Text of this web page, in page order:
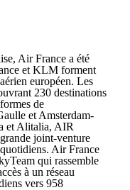
Air France a été
et KLM forment
européen. Les
230 destinations
de
et Amsterdam-
et Alitalia, AIR
joint-venture
Air France
qui rassemble
à un réseau
vers 958